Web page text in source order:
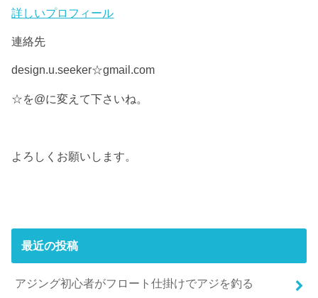
詳しいプロフィール
連絡先
design.u.seeker☆gmail.com
☆を@に変えて下さいね。
よろしくお願いします。
最近の投稿
アジング初心者がフロート仕掛けでアジを釣る